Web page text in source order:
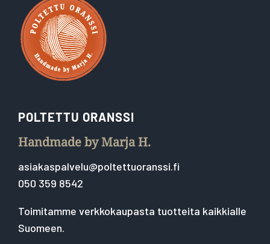
POLTETTU ORANSSI
Handmade by Marja H.
asiakaspalvelu@poltettuoranssi.fi
050 359 8542
Toimitamme verkkokaupasta tuotteita kaikkialle
Suomeen.